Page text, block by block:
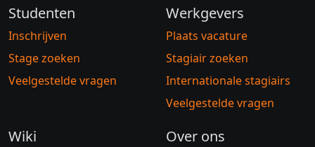
Studenten
Inschrijven
Stage zoeken
Veelgestelde vragen
Werkgevers
Plaats vacature
Stagiair zoeken
Internationale stagiairs
Veelgestelde vragen
Wiki Over ons